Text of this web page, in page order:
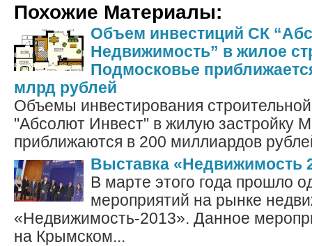
Похожие Материалы:
Объем инвестиций СК
Недвижимость” в жилое
Подмосковье
млрд рублей
Объемы инвестирования
"Абсолют Инвест" в жилую застройку
приближаются в 200 миллиардов
Выставка «Недвижимость
В марте этого года прошло
мероприятий на рынке
«Недвижимость-2013». Данное
на Крымском...